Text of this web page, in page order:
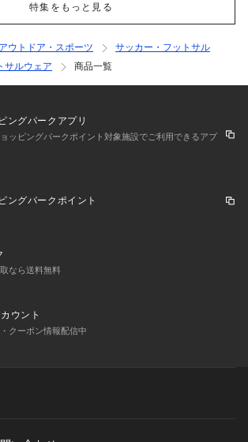
特集をもっと見る
アウトドア・スポーツ
サッカー・フットサル
サルウェア
商品一覧
ングパークアプリ
ッピングパークポイント対象施設でご利用できるアプ
ングパークポイント
なら送料無料
ウント
クーポン情報配信中